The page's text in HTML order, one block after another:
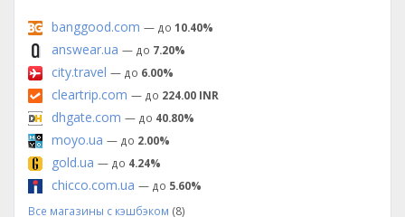
banggood.com — до 10.40%
answear.ua — до 7.20%
city.travel — до 6.00%
cleartrip.com — до 224.00 INR
dhgate.com — до 40.80%
moyo.ua — до 2.00%
gold.ua — до 4.24%
chicco.com.ua — до 5.60%
Все магазины с кэшбэком (8)